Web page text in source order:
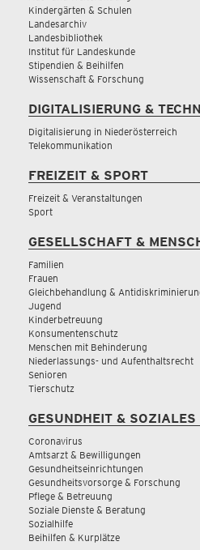
Kindergärten & Schulen
Landesarchiv
Landesbibliothek
Institut für Landeskunde
Stipendien & Beihilfen
Wissenschaft & Forschung
DIGITALISIERUNG &
Digitalisierung in Niederösterreich
Telekommunikation
FREIZEIT & SPORT
Freizeit & Veranstaltungen
Sport
GESELLSCHAFT &
Familien
Frauen
Gleichbehandlung &
Jugend
Kinderbetreuung
Konsumentenschutz
Menschen mit Behinderung
Niederlassungs- und Aufenthaltsrecht
Senioren
Tierschutz
GESUNDHEIT & SOZIALES
Coronavirus
Amtsarzt & Bewilligungen
Gesundheitseinrichtungen
Gesundheitsvorsorge & Forschung
Pflege & Betreuung
Soziale Dienste & Beratung
Sozialhilfe
Beihilfen & Kurplätze